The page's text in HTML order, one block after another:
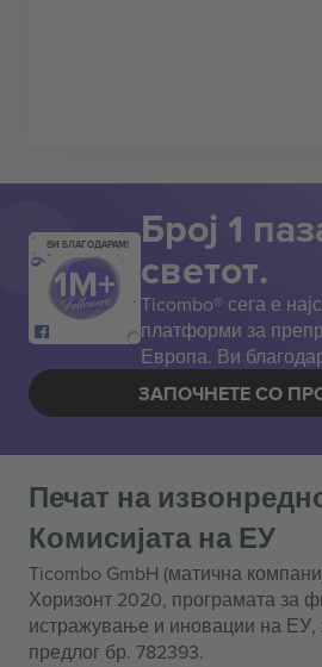
ВИ БЛАГОДАРАМ! Број 1
светот.
Ticombo® сега е
платформи за
Европа. Ви
ЗАПОЧНЕТЕ СО
Печат на
Комисијата на ЕУ
Ticombo GmbH (матична
Хоризонт 2020, програмата за
истражување и иновации на ЕУ,
предлог бр. 782393.